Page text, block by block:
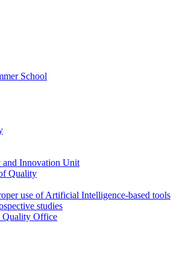
School
and Innovation Unit
Quality
use of Artificial Intelligence-based tools
studies
Quality Office